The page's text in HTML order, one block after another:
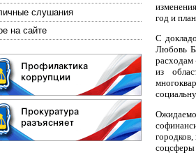
слушания
на сайте
год и
С
Любовь
расходам
из
соцсферы